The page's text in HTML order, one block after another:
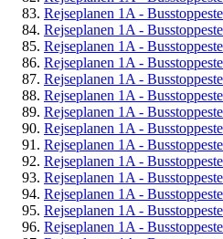
Rejseplanen 1A -
Rejseplanen 1A -
Rejseplanen 1A -
Rejseplanen 1A -
Rejseplanen 1A -
Rejseplanen 1A -
Rejseplanen 1A -
Rejseplanen 1A -
Rejseplanen 1A -
Rejseplanen 1A -
Rejseplanen 1A -
Rejseplanen 1A -
Rejseplanen 1A -
Rejseplanen 1A -